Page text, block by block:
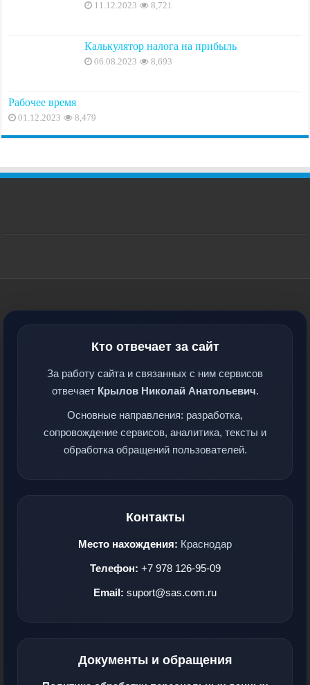
11.12.2023 8,721
Калькулятор налога на прибыль
06.08.2023 8,693
Рабочее время
01.12.2023 8,479
Кто отвечает за сайт
За работу сайта и связанных с ним сервисов
отвечает Крылов Николай Анатольевич.
Основные направления: разработка,
сопровождение сервисов, аналитика, тексты и
обработка обращений пользователей.
Контакты
Место нахождения: Краснодар
Телефон: +7 978 126-95-09
Email: suport@sas.com.ru
Документы и обращения